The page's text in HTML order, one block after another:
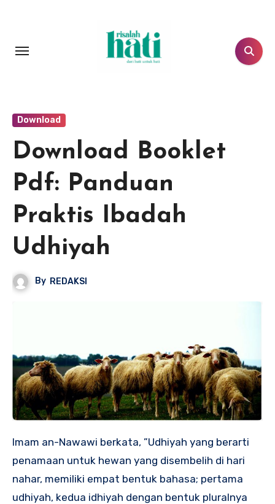
Download
Download Booklet
Pdf: Panduan
Praktis Ibadah
Udhiyah
By REDAKSI
Imam an-Nawawi berkata, ”Udhiyah yang berarti
penamaan untuk hewan yang disembelih di hari
nahar, memiliki empat bentuk bahasa; pertama
udhiyah, kedua idhiyah dengan bentuk pluralnya